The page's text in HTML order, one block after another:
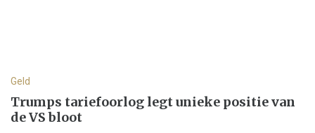
Geld
Trumps tariefoorlog legt unieke positie van
de VS bloot